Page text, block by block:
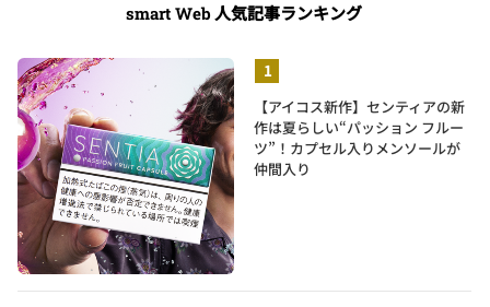
smart Web 人気記事ランキング
【アイコス新作】センティアの新
作は夏らしい“パッション フルー
ツ”！カプセル入りメンソールが
仲間入り